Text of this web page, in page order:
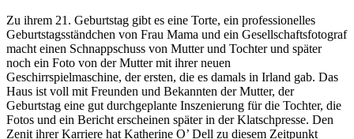
Zu ihrem 21. Geburtstag gibt es eine Torte, ein professionelles
Geburtstagsständchen von Frau Mama und ein Gesellschaftsfotograf
macht einen Schnappschuss von Mutter und Tochter und später
noch ein Foto von der Mutter mit ihrer neuen
Geschirrspielmaschine, der ersten, die es damals in Irland gab. Das
Haus ist voll mit Freunden und Bekannten der Mutter, der
Geburtstag eine gut durchgeplante Inszenierung für die Tochter, die
Fotos und ein Bericht erscheinen später in der Klatschpresse. Den
Zenit ihrer Karriere hat Katherine O’ Dell zu diesem Zeitpunkt